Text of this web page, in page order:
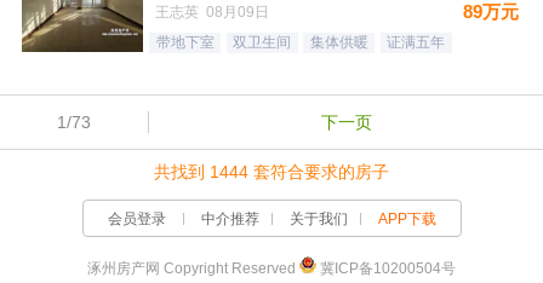
王志英 08月09日
89万元
带地下室 双卫生间 集体供暖 证满五年
1/73 下一页
共找到 1444 套符合要求的房子
会员登录 中介推荐 关于我们 APP下载
涿州房产网 Copyright Reserved 冀ICP备10200504号